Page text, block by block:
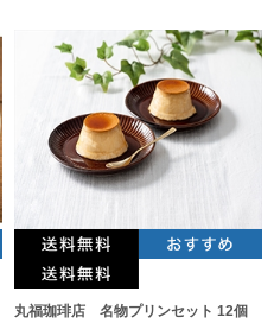
丸福珈琲店 名物プリンセット 12個